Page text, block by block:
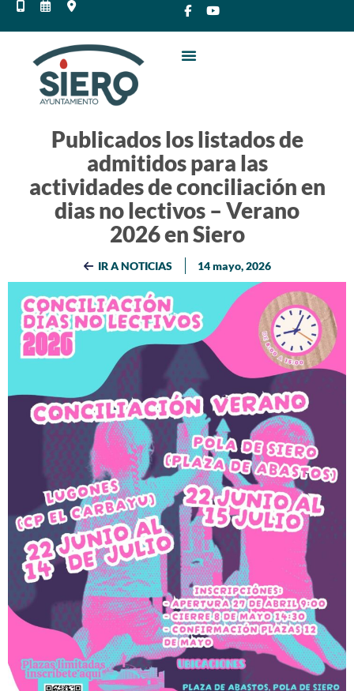
Publicados los listados de
admitidos para las
actividades de conciliación en
dias no lectivos – Verano
2026 en Siero
IR A NOTICIAS 14 mayo, 2026